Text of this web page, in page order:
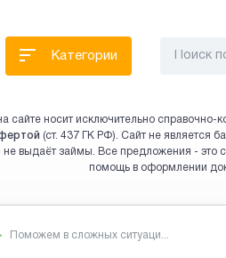
Категории
сайте носит исключительно справочно-
(ст. 437 ГК РФ). Сайт не является
не выдаёт займы. Все предложения - это
помощь в оформлении
Поможем в сложных ситуаци...